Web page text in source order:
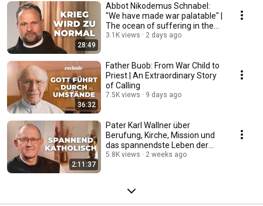
28:49
Abbot Nikodemus Schnabel:
"We have made war palatable" |
The ocean of suffering in the
Holy Land
3.1K views 2 days ago
36:32
Father Buob: From War Child to
Priest | An Extraordinary Story
of Calling
7.5K views 9 days ago
2:11:37
Pater Karl Wallner über
Berufung, Kirche, Mission und
das spannendste Leben der
Welt #katholisch
5.8K views 2 weeks ago